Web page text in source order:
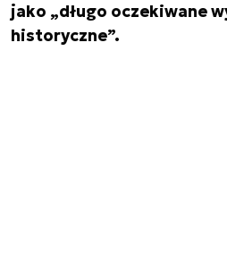
jako „długo oczekiwane
historyczne”.